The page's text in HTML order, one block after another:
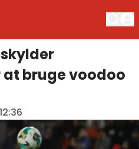
bruge voodoo